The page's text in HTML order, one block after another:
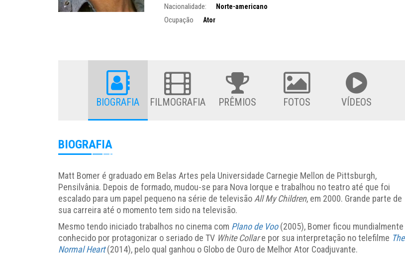
Nacionalidade: Norte-americano
Ocupação Ator
BIOGRAFIA FILMOGRAFIA PRÊMIOS FOTOS VÍDEOS
BIOGRAFIA
Matt Bomer é graduado em Belas Artes pela Universidade Carnegie Mellon de Pittsburgh,
Pensilvânia. Depois de formado, mudou-se para Nova Iorque e trabalhou no teatro até que foi
escalado para um papel pequeno na série de televisão All My Children, em 2000. Grande parte de
sua carreira até o momento tem sido na televisão.
Mesmo tendo iniciado trabalhos no cinema com Plano de Voo(2005), Bomer ficou mundialmente
conhecido por protagonizar o seriado de TV White Collare por sua interpretação no telefilme The
Normal Heart(2014), pelo qual ganhou o Globo de Ouro de Melhor Ator Coadjuvante.